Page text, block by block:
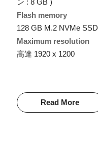
Flash memory
128 GB M.2 NVMe SSD
Maximum resolution
高達 1920 x 1200
Read More